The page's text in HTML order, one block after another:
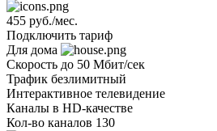
455 руб./мес.
Подключить тариф
Для дома
Скорость до 50 Мбит/сек
Трафик безлимитный
Интерактивное телевидение
Каналы в HD-качестве
Кол-во каналов 130